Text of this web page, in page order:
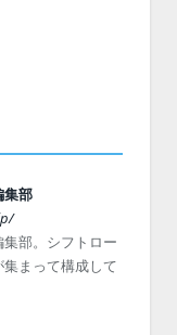
集部
部。シフトロー
まって構成して